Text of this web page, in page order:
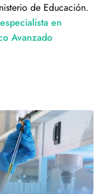
de Educación.
en
Avanzado